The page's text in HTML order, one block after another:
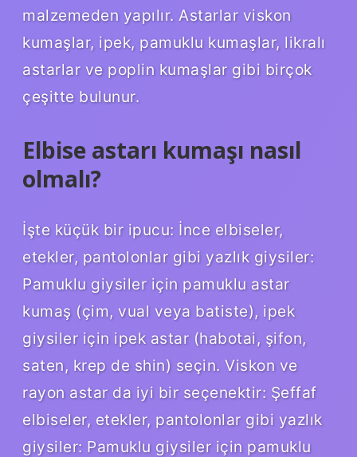
malzemeden yapılır. Astarlar viskon
kumaşlar, ipek, pamuklu kumaşlar, likralı
astarlar ve poplin kumaşlar gibi birçok
çeşitte bulunur.
Elbise astarı kumaşı nasıl
olmalı?
İşte küçük bir ipucu: İnce elbiseler,
etekler, pantolonlar gibi yazlık giysiler:
Pamuklu giysiler için pamuklu astar
kumaş (çim, vual veya batiste), ipek
giysiler için ipek astar (habotai, şifon,
saten, krep de shin) seçin. Viskon ve
rayon astar da iyi bir seçenektir: Şeffaf
elbiseler, etekler, pantolonlar gibi yazlık
giysiler: Pamuklu giysiler için pamuklu